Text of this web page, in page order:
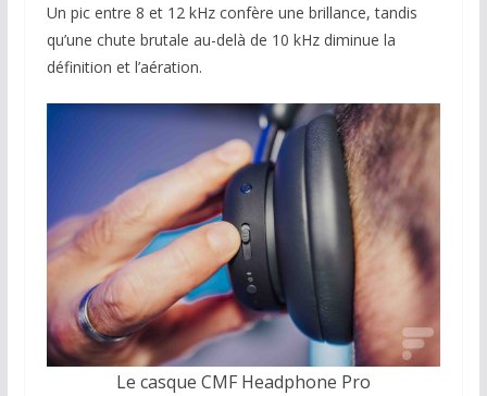
Un pic entre 8 et 12 kHz confère une brillance, tandis
qu’une chute brutale au-delà de 10 kHz diminue la
définition et l’aération.
Le casque CMF Headphone Pro